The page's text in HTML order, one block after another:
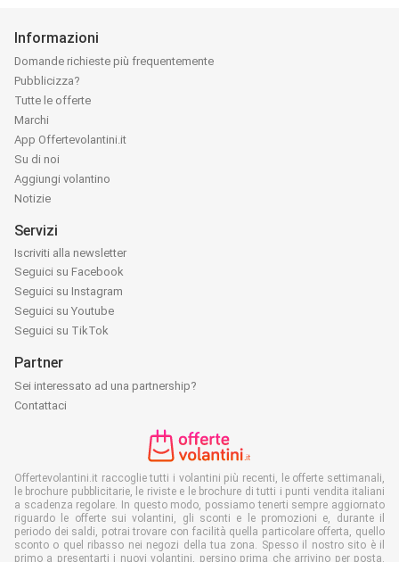
Informazioni
Domande richieste più frequentemente
Pubblicizza?
Tutte le offerte
Marchi
App Offertevolantini.it
Su di noi
Aggiungi volantino
Notizie
Servizi
Iscriviti alla newsletter
Seguici su Facebook
Seguici su Instagram
Seguici su Youtube
Seguici su TikTok
Partner
Sei interessato ad una partnership?
Contattaci
Offertevolantini.it raccoglie tutti i volantini più recenti, le offerte settimanali,
le brochure pubblicitarie, le riviste e le brochure di tutti i punti vendita italiani
a scadenza regolare. In questo modo, possiamo tenerti sempre aggiornato
riguardo le offerte sui volantini, gli sconti e le promozioni e, durante il
periodo dei saldi, potrai trovare con facilità quella particolare offerta, quello
sconto o quel ribasso nei negozi della tua zona. Spesso il nostro sito è il
primo a presentarti i nuovi volantini, persino prima che arrivino per posta.